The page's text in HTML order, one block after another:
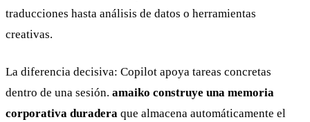
traducciones hasta análisis de datos o herramientas
creativas.
La diferencia decisiva: Copilot apoya tareas concretas
dentro de una sesión. amaiko construye una memoria
corporativa duradera que almacena automáticamente el